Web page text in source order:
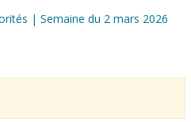
| Semaine du 2 mars 2026